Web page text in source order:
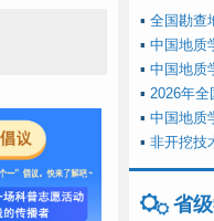
▪ 全国勘查
▪ 中国地质
▪ 中国地质
▪ 2026年
▪ 中国地质
▪ 非开挖技
省